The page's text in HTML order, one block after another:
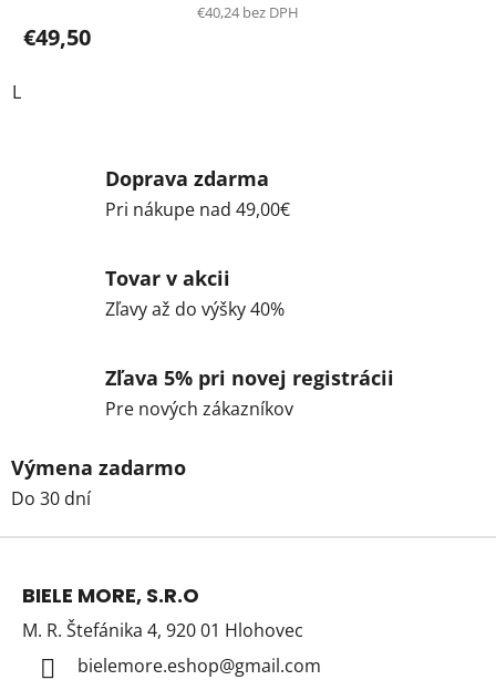
€40,24 bez DPH
€49,50
L
Doprava zdarma
Pri nákupe nad 49,00€
Tovar v akcii
Zľavy až do výšky 40%
Zľava 5% pri novej registrácii
Pre nových zákazníkov
Výmena zadarmo
Do 30 dní
Z
BIELE MORE, S.R.O
M. R. Štefánika 4, 920 01 Hlohovec
bielemore.eshop@gmail.com